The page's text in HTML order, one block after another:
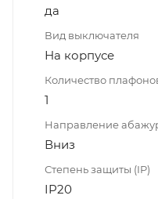
да
Вид выключателя
На корпусе
Количество
1
Направление
Вниз
Степень защиты (IP)
IP20